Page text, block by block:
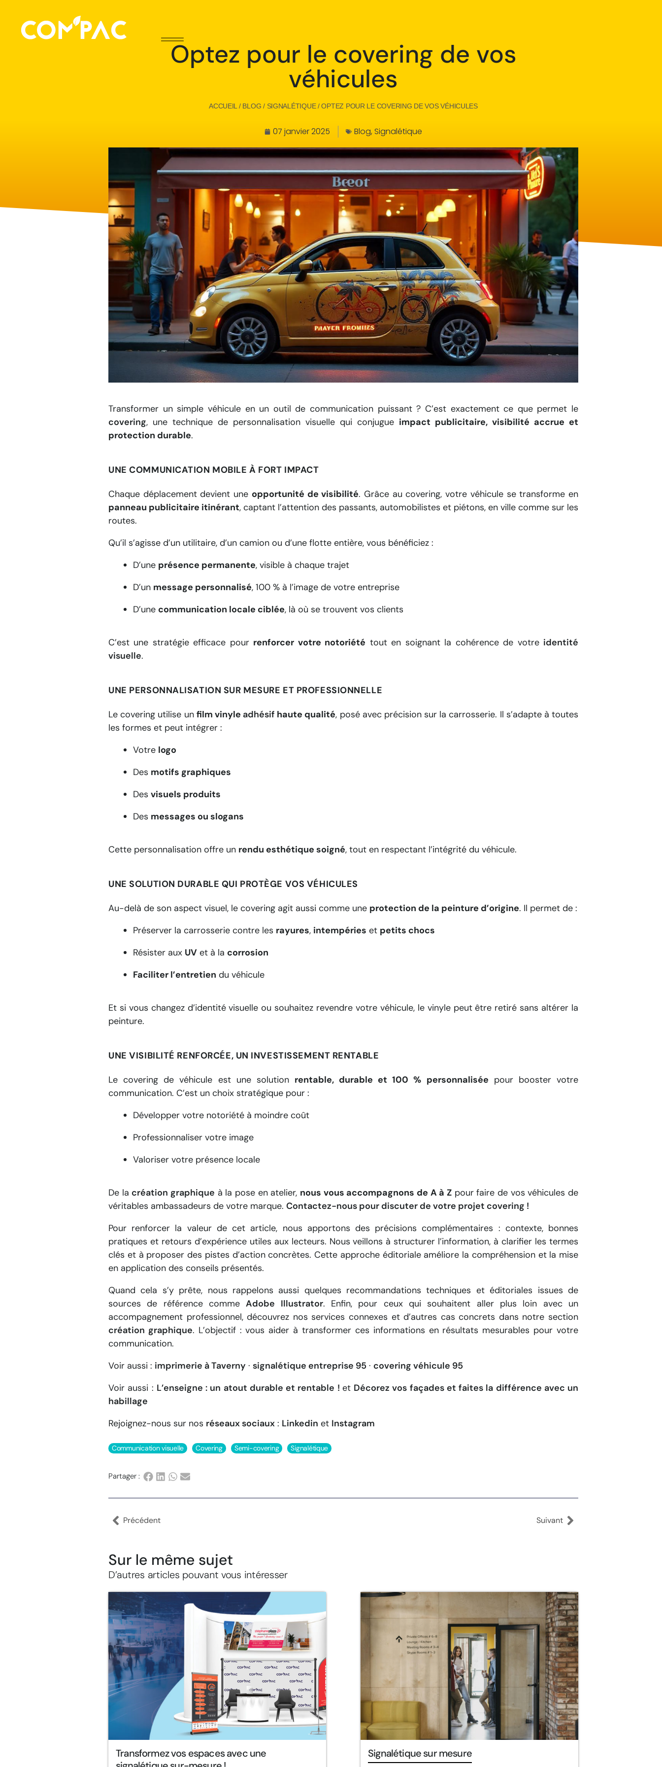
Optez pour le covering de vos
véhicules
ACCUEIL / BLOG / SIGNALÉTIQUE/OPTEZ POUR LE COVERING DE VOS VÉHICULES
07 janvier 2025 Blog,Signalétique
Transformer un simple véhicule en un outil de communication puissant ? C’est exactement ce que permet le
covering, une technique de personnalisation visuelle qui conjugue impact publicitaire, visibilité accrue et
protection durable.
UNE COMMUNICATION MOBILE À FORT IMPACT
Chaque déplacement devient une opportunité de visibilité. Grâce au covering, votre véhicule se transforme en
panneau publicitaire itinérant, captant l’attention des passants, automobilistes et piétons, en ville comme sur les
routes.
Qu’il s’agisse d’un utilitaire, d’un camion ou d’une flotte entière, vous bénéficiez :
D’une présence permanente, visible à chaque trajet
D’un message personnalisé, 100 % à l’image de votre entreprise
D’une communication locale ciblée, là où se trouvent vos clients
C’est une stratégie efficace pour renforcer votre notoriété tout en soignant la cohérence de votre identité
visuelle.
UNE PERSONNALISATION SUR MESURE ET PROFESSIONNELLE
Le covering utilise un film vinyle adhésif haute qualité, posé avec précision sur la carrosserie. Il s’adapte à toutes
les formes et peut intégrer :
Votre logo
Des motifs graphiques
Des visuels produits
Des messages ou slogans
Cette personnalisation offre un rendu esthétique soigné, tout en respectant l’intégrité du véhicule.
UNE SOLUTION DURABLE QUI PROTÈGE VOS VÉHICULES
Au-delà de son aspect visuel, le covering agit aussi comme une protection de la peinture d’origine. Il permet de :
Préserver la carrosserie contre les rayures, intempéries et petits chocs
Résister aux UV et à la corrosion
Faciliter l’entretien du véhicule
Et si vous changez d’identité visuelle ou souhaitez revendre votre véhicule, le vinyle peut être retiré sans altérer la
peinture.
UNE VISIBILITÉ RENFORCÉE, UN INVESTISSEMENT RENTABLE
Le covering de véhicule est une solution rentable, durable et 100 % personnalisée pour booster votre
communication. C’est un choix stratégique pour :
Développer votre notoriété à moindre coût
Professionnaliser votre image
Valoriser votre présence locale
De la création graphique à la pose en atelier, nous vous accompagnons de A à Z pour faire de vos véhicules de
véritables ambassadeurs de votre marque. Contactez-nous pour discuter de votre projet covering !
Pour renforcer la valeur de cet article, nous apportons des précisions complémentaires : contexte, bonnes
pratiques et retours d’expérience utiles aux lecteurs. Nous veillons à structurer l’information, à clarifier les termes
clés et à proposer des pistes d’action concrètes. Cette approche éditoriale améliore la compréhension et la mise
en application des conseils présentés.
Quand cela s’y prête, nous rappelons aussi quelques recommandations techniques et éditoriales issues de
sources de référence commeAdobe Illustrator. Enfin, pour ceux qui souhaitent aller plus loin avec un
accompagnement professionnel, découvrez nos services connexes et d’autres cas concrets dans notre section
création graphique. L’objectif : vous aider à transformer ces informations en résultats mesurables pour votre
communication.
Voir aussi : imprimerie à Taverny · signalétique entreprise 95 · covering véhicule 95
Voir aussi : L’enseigne : un atout durable et rentable ! et Décorez vos façades et faites la différence avec un
habillage
Rejoignez-nous sur nos réseaux sociaux : Linkedin et Instagram
Communication visuelle Covering Semi-covering Signalétique
Partager :
Précédent Suivant
Sur le même sujet
D’autres articles pouvant vous intéresser
Transformez vos espaces avec une
Signalétique sur mesure